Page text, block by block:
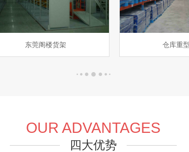
东莞阁楼货架 仓库重型货架
OUR ADVANTAGES
四大优势